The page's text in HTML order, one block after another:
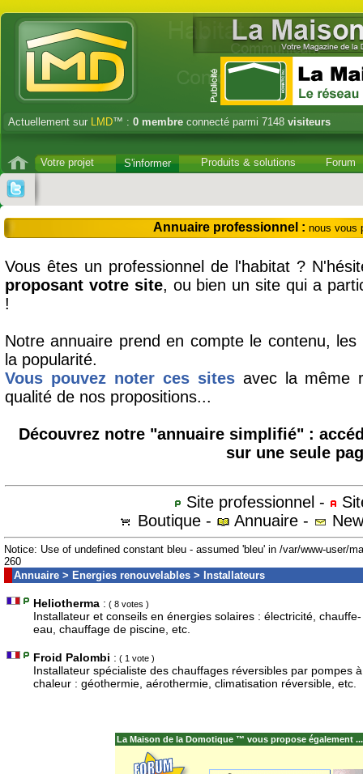
Actuellement sur LMD™ : 0 membre connecté parmi 7148 visiteurs
Votre projet S'informer Produits & solutions Forum
Annuaire professionnel : nous vous
Vous êtes un professionnel de l'habitat ?
proposant votre site, ou bien un site qui a
!
Notre annuaire prend en compte le contenu,
la popularité.
Vous pouvez noter ces sitesavec la même
qualité de nos propositions...
Découvrez notre "annuaire simplifié":
sur une seule
Site professionnel -
Boutique -
Annuaire -
Notice: Use of undefined constant bleu - assumed 'bleu' in /var/www-user/
260
Annuaire > Energies renouvelables > Installateurs
Heliotherma : ( 8 votes )
Installateur et conseils en énergies solaires : électricité, chauffe-
eau, chauffage de piscine, etc.
Froid Palombi : ( 1 vote )
Installateur spécialiste des chauffages réversibles par pompes à
chaleur : géothermie, aérothermie, climatisation réversible, etc.
La Maison de la Domotique ™ vous propose également ...